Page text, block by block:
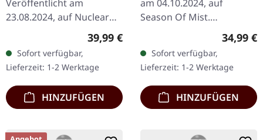
Veröffentlicht am
23.08.2024, auf Nuclear
marmoriertes Vinyl im
Standard-Cover mit
Insert. "Opera" von…
Regulärer Preis:
39,99 €
Sofort verfügbar,
Lieferzeit: 1-2 Werktage
HINZUFÜGEN
am 04.10.2024, auf
Season Of Mist.
Transparent/Schwarz
marmoriertes Doppel-
Vinyl im Gatefold-Cover.
Limitiert auf 300…
34,99 €
Sofort verfügbar,
Lieferzeit: 1-2 Werktage
HINZUFÜGEN